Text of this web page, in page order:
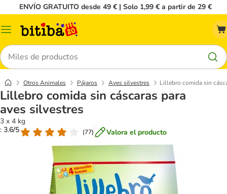
ENVÍO GRATUITO desde 49 € | Solo 1,99 € a partir de 29 €
Menú
Buscar
Otros Animales Pájaros Aves silvestres Lillebro comida sin
Lillebro comida sin cáscaras para
aves silvestres
3 x 4 kg
: 3.6/5
(77) Valora el producto